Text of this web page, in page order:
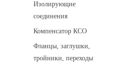
Изолирующие
соединения
Компенсатор КСО
Фланцы, заглушки,
тройники, переходы